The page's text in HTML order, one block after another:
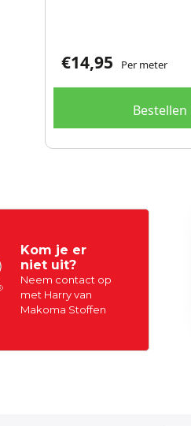
€14,95 Per meter
Bestellen
Kom je er
niet uit?
Neem contact op
met Harry van
Makoma Stoffen